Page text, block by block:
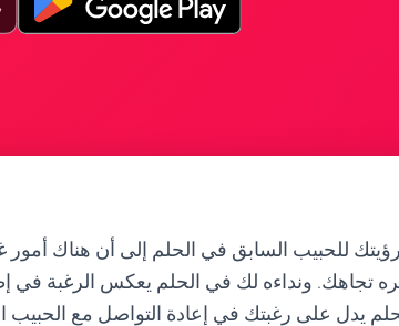
للحبيب السابق في الحلم إلى أن هناك
تجاهك. ونداءه لك في الحلم يعكس الرغبة في
يدل على رغبتك في إعادة التواصل مع